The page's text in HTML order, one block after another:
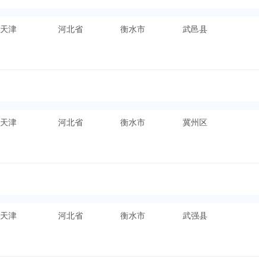
天津 河北省 衡水市 武邑县
天津 河北省 衡水市 冀州区
天津 河北省 衡水市 武强县